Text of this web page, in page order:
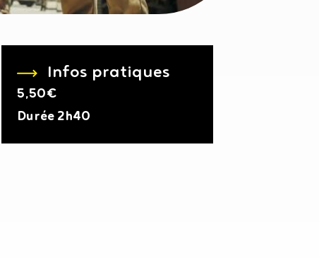
Infos pratiques
5,50€
Durée 2h40